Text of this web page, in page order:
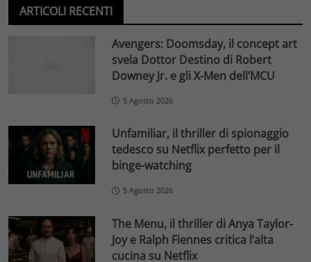
ARTICOLI RECENTI
Avengers: Doomsday, il concept art
svela Dottor Destino di Robert
Downey Jr. e gli X-Men dell’MCU
5 Agosto 2026
Unfamiliar, il thriller di spionaggio
tedesco su Netflix perfetto per il
binge-watching
5 Agosto 2026
The Menu, il thriller di Anya Taylor-
Joy e Ralph Fiennes critica l’alta
cucina su Netflix